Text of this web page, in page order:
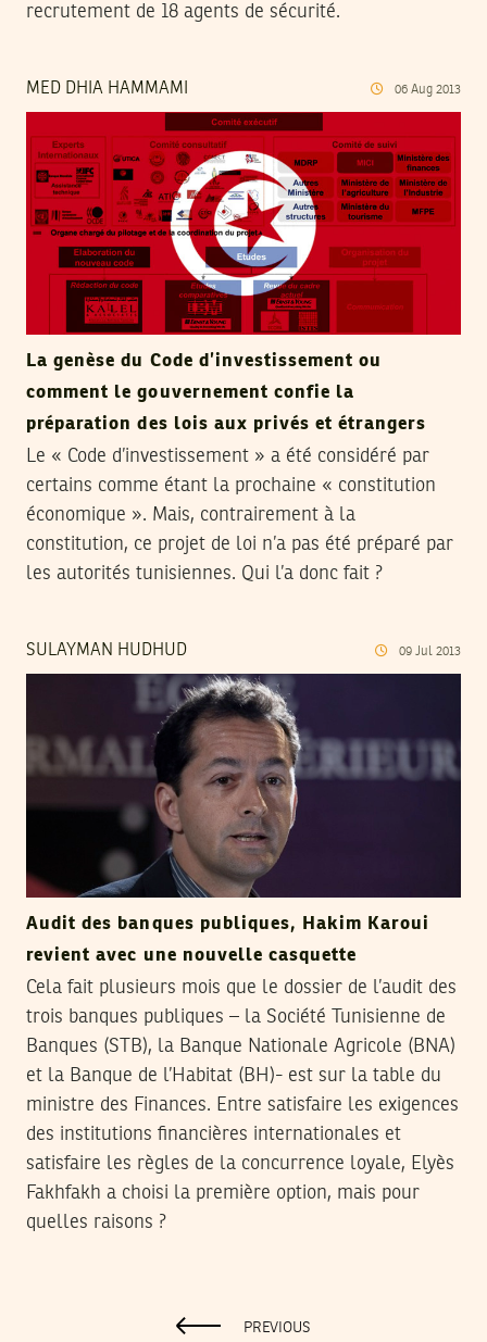
recrutement de 18 agents de sécurité.
MED DHIA HAMMAMI 06 Aug 2013
La genèse du Code d’investissement ou
comment le gouvernement confie la
préparation des lois aux privés et étrangers
Le « Code d’investissement » a été considéré par
certains comme étant la prochaine « constitution
économique ». Mais, contrairement à la
constitution, ce projet de loi n’a pas été préparé par
les autorités tunisiennes. Qui l’a donc fait ?
SULAYMAN HUDHUD 09 Jul 2013
Audit des banques publiques, Hakim Karoui
revient avec une nouvelle casquette
Cela fait plusieurs mois que le dossier de l’audit des
trois banques publiques – la Société Tunisienne de
Banques (STB), la Banque Nationale Agricole (BNA)
et la Banque de l’Habitat (BH)- est sur la table du
ministre des Finances. Entre satisfaire les exigences
des institutions financières internationales et
satisfaire les règles de la concurrence loyale, Elyès
Fakhfakh a choisi la première option, mais pour
quelles raisons ?
PREVIOUS